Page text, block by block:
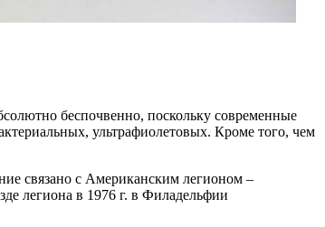
беспочвенно, поскольку современные
ультрафиолетовых. Кроме того, чем
связано с Американским легионом –
легиона в 1976 г. в Филадельфии